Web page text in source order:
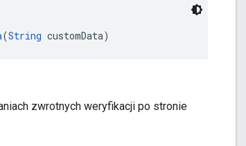
(String customData)
zwrotnych weryfikacji po stronie